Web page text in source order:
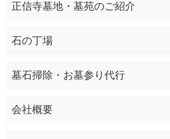
正信寺墓地・墓苑のご紹介
石の丁場
墓石掃除・お墓参り代行
会社概要